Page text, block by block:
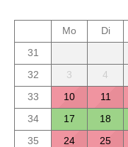
Mo
Di
31
32
3 4
33
10 11
34
17 18
35
24 25